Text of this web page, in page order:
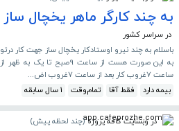
به چند کارگر ماهر یخچال ساز
در سراسر کشور
باسلام به چند نیرو اوستادکار یخچال ساز جهت کار
ساعت 7غروب کار بعد از ساعت 7غروب اض...
بیمه دارد
فقط آقا تمام‌وقت 1 سال سابقه
در وبسایت کافه پروژه (چند لحظه پیش)